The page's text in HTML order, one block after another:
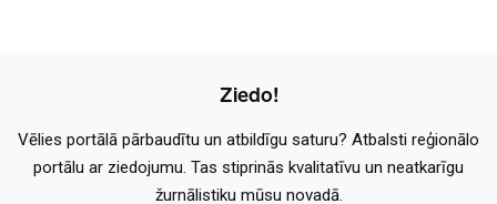
Ziedo!
Vēlies portālā pārbaudītu un atbildīgu saturu? Atbalsti reģionālo
portālu ar ziedojumu. Tas stiprinās kvalitatīvu un neatkarīgu
žurnālistiku mūsu novadā.